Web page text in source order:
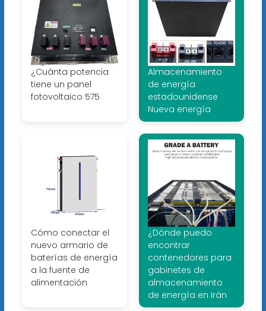
¿Cuánta potencia
tiene un panel
fotovoltaico 575
Almacenamiento
de energía
estadounidense
Nueva energía
Cómo conectar el
nuevo armario de
baterías de energía
a la fuente de
alimentación
¿Dónde puedo
encontrar
contenedores para
gabinetes de
almacenamiento
de energía en Irán